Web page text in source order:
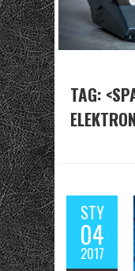
TAG:
STY
04
2017